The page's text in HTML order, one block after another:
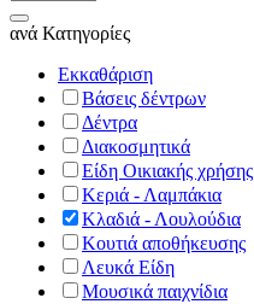
ανά Κατηγορίες
Εκκαθάριση
Βάσεις δέντρων
Δέντρα
Διακοσμητικά
Είδη Οικιακής χρήσης
Κεριά - Λαμπάκια
Κλαδιά - Λουλούδια
Κουτιά αποθήκευσης
Λευκά Είδη
Μουσικά παιχνίδια